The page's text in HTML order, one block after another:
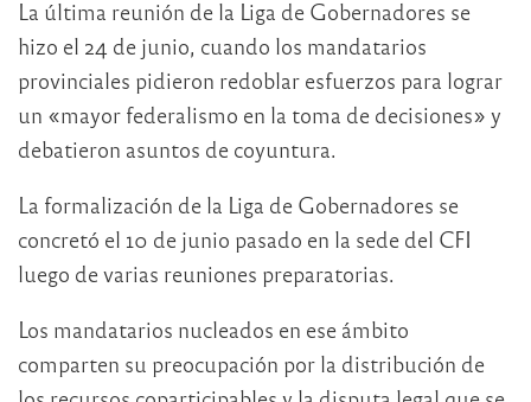
La última reunión de la Liga de Gobernadores se
hizo el 24 de junio, cuando los mandatarios
provinciales pidieron redoblar esfuerzos para lograr
un «mayor federalismo en la toma de decisiones» y
debatieron asuntos de coyuntura.
La formalización de la Liga de Gobernadores se
concretó el 10 de junio pasado en la sede del CFI
luego de varias reuniones preparatorias.
Los mandatarios nucleados en ese ámbito
comparten su preocupación por la distribución de